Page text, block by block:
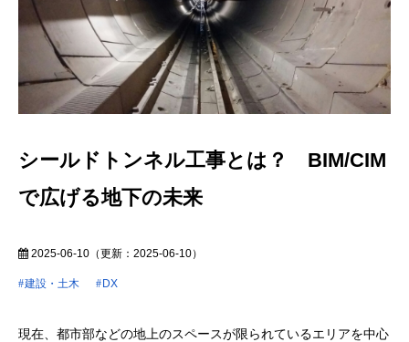
私たちについて
お問い合わせ
シールドトンネル工事とは？ BIM/CIM
で広げる地下の未来
2025-06-10 （更新： 2025-06-10）
建設・土木 DX
現在、都市部などの地上のスペースが限られているエリアを中心